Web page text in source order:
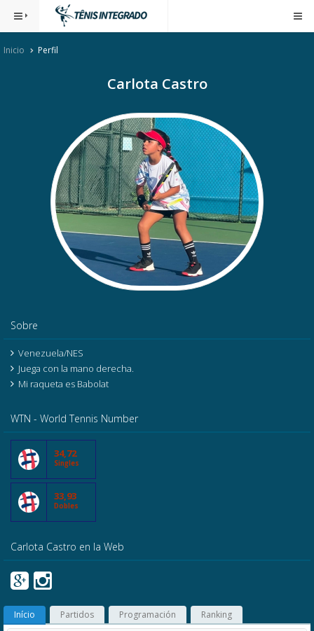
Inicio Perfil
Carlota Castro
Sobre
Venezuela/NES
Juega con la mano derecha.
Mi raqueta es Babolat
WTN - World Tennis Number
34,72
Singles
33,93
Dobles
Carlota Castro en la Web
Início Partidos Programación Ranking